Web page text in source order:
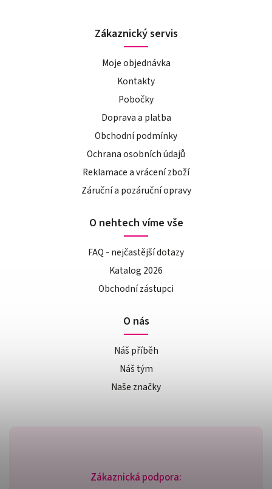
Zákaznická podpora:
Zákaznický servis
Moje objednávka
Kontakty
Pobočky
Doprava a platba
Obchodní podmínky
Ochrana osobních údajů
Reklamace a vrácení zboží
Záruční a pozáruční opravy
O nehtech víme vše
FAQ - nejčastější dotazy
Katalog 2026
Obchodní zástupci
O nás
Náš příběh
Náš tým
Naše značky